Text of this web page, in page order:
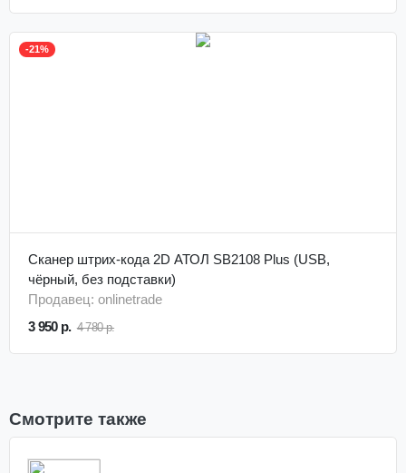
-21%
Сканер штрих-кода 2D АТОЛ SB2108 Plus (USB,
чёрный, без подставки)
Продавец: onlinetrade
3 950 р. 4 780 р.
Смотрите также